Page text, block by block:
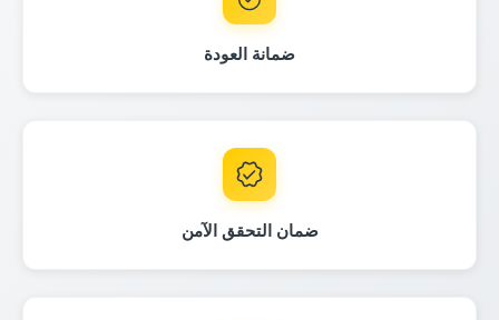
Copart AutocheckIAAI
ضمانة العودة
ضمان التحقق الآمن